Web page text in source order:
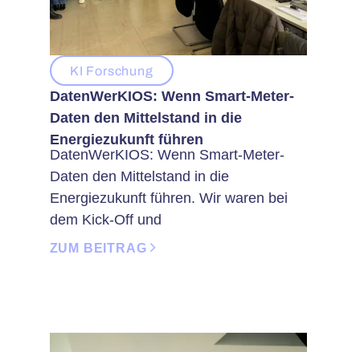
KI Forschung
DatenWerKIOS: Wenn Smart-Meter-
Daten den Mittelstand in die
Energiezukunft führen
DatenWerKIOS: Wenn Smart-Meter-
Daten den Mittelstand in die
Energiezukunft führen. Wir waren bei
dem Kick-Off und
ZUM BEITRAG